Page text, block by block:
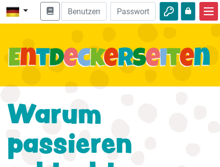
Bibel entdecken
Natur
Abenteuer
Warum
passieren